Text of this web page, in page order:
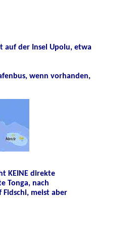
auf der Insel Upolu, etwa
wenn vorhanden,
KEINE direkte
Tonga, nach
Fidschi, meist aber